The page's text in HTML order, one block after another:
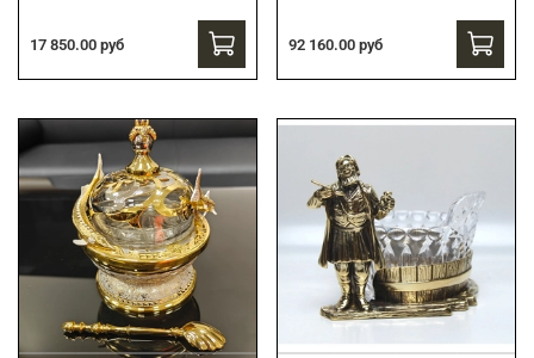
17 850.00 руб 92 160.00 руб